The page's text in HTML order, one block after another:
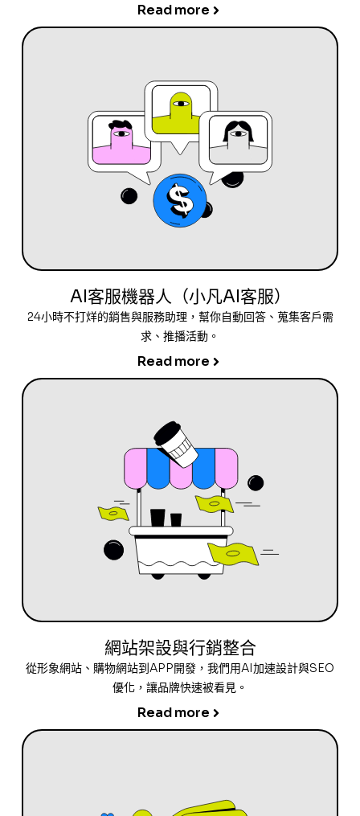
Read more
AI客服機器人（小凡AI客服）
24小時不打烊的銷售與服務助理，幫你自動回答、蒐集客戶需
求、推播活動。
Read more
網站架設與行銷整合
從形象網站、購物網站到APP開發，我們用AI加速設計與SEO
優化，讓品牌快速被看見。
Read more